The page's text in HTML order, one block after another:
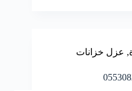
, عزل خزانات